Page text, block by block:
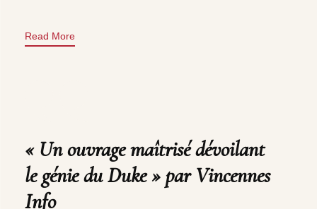
Read More
« Un ouvrage maîtrisé dévoilant
le génie du Duke » par Vincennes
Info